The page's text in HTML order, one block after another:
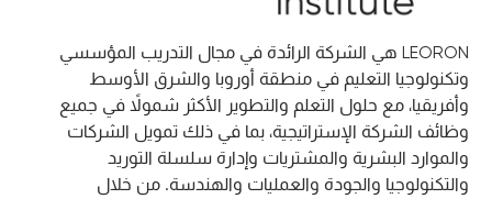
LEORON هي الشركة الرائدة في مجال التدريب المؤسسي
وتكنولوجيا التعليم في منطقة أوروبا والشرق الأوسط
وأفريقيا، مع حلول التعلم والتطوير الأكثر شمولاً في جميع
وظائف الشركة الإستراتيجية، بما في ذلك تمويل الشركات
والموارد البشرية والمشتريات وإدارة سلسلة التوريد
والتكنولوجيا والجودة والعمليات والهندسة. من خلال